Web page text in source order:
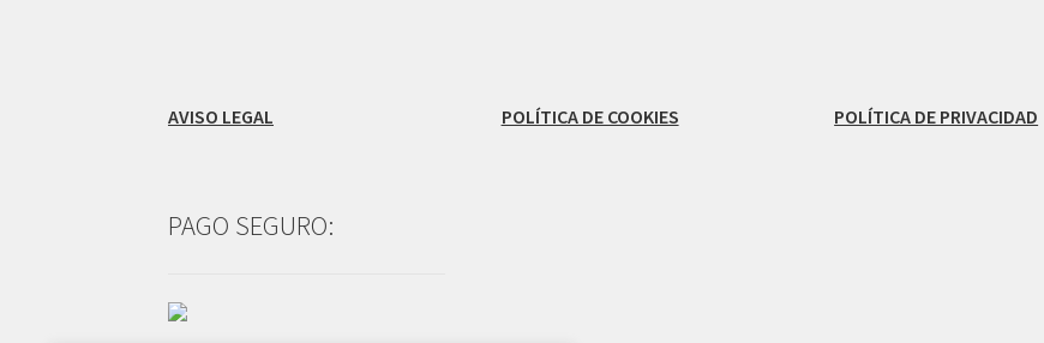
AVISO LEGAL
PAGO SEGURO:
POLÍTICA DE COOKIES POLÍTICA DE PRIVACIDAD